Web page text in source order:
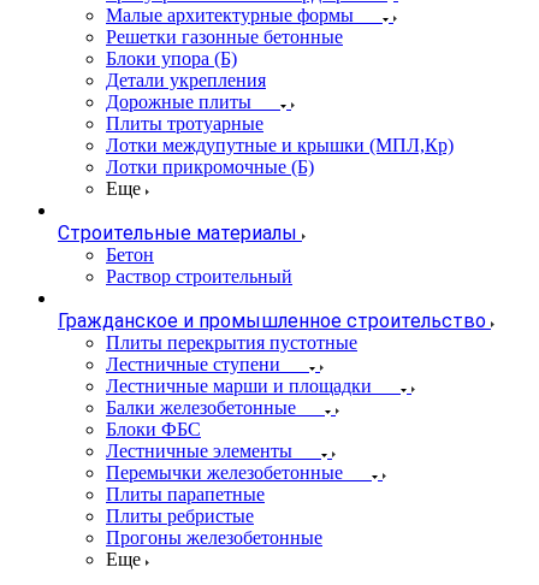
Малые архитектурные формы
Решетки газонные бетонные
Блоки упора (Б)
Детали укрепления
Дорожные плиты
Плиты тротуарные
Лотки междупутные и крышки (МПЛ,Кр)
Лотки прикромочные (Б)
Еще
Строительные материалы
Бетон
Раствор строительный
Гражданское и промышленное строительство
Плиты перекрытия пустотные
Лестничные ступени
Лестничные марши и площадки
Балки железобетонные
Блоки ФБС
Лестничные элементы
Перемычки железобетонные
Плиты парапетные
Плиты ребристые
Прогоны железобетонные
Еще